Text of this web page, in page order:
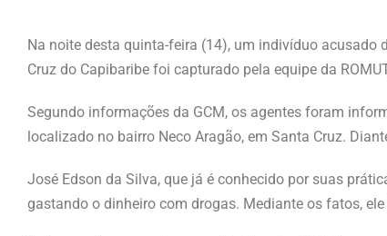
Na noite desta quinta-feira (14), um indivíduo acusado
Cruz do Capibaribe foi capturado pela equipe da
Segundo informações da GCM, os agentes foram
localizado no bairro Neco Aragão, em Santa Cruz.
José Edson da Silva, que já é conhecido por suas
gastando o dinheiro com drogas. Mediante os fatos,